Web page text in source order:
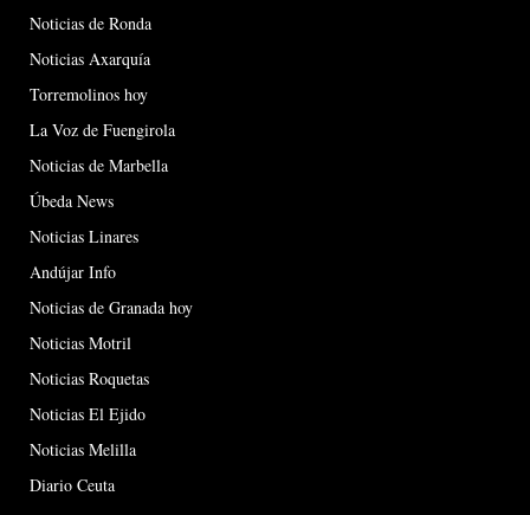
Noticias de Ronda
Noticias Axarquía
Torremolinos hoy
La Voz de Fuengirola
Noticias de Marbella
Úbeda News
Noticias Linares
Andújar Info
Noticias de Granada hoy
Noticias Motril
Noticias Roquetas
Noticias El Ejido
Noticias Melilla
Diario Ceuta